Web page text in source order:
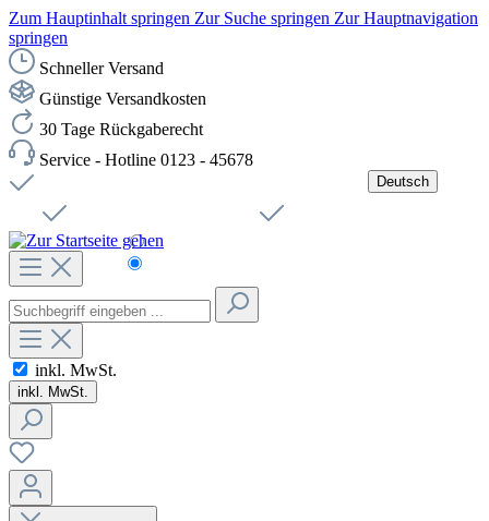
Zum Hauptinhalt springen Zur Suche springen Zur Hauptnavigation
springen
Schneller Versand
Günstige Versandkosten
30 Tage Rückgaberecht
Service - Hotline 0123 - 45678
Deutsch
Čeština
inkl. MwSt.
inkl. MwSt.